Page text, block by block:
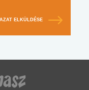
ELKÜLDÉSE